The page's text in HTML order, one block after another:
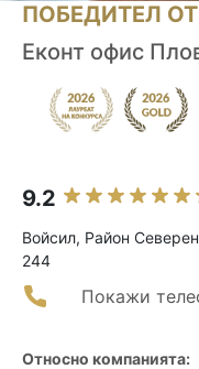
ПОБЕДИТЕЛ
Eконт офис
9.2
Войсил, Район
244
Покажи
Относно компанията: